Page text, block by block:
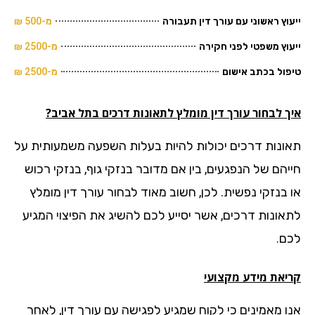
ראשוני עם עורך דין תעבורה מ-500 ₪
משפטי לפני חקירה מ-2500 ₪
בכתב אישום מ-2500 ₪
לבחור עורך דין מומלץ לתאונות דרכים בתל אביב?
דרכים יכולות להיות בעלות השפעה משמעותית על
של הנפגעים, בין אם מדובר בנזקי גוף, בנזקי רכוש
בנזקי נפשית. לכן, חשוב מאוד לבחור עורך דין מומלץ
דרכים, אשר יסייע לכם להשיג את הפיצוי המגיע
מידע מקצועי
מאמינים כי לקוח שמגיע לפגישה עם עורך דין, לאחר